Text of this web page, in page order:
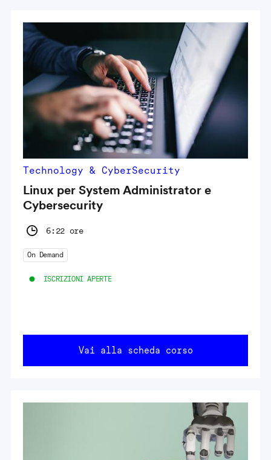
Technology & CyberSecurity
Linux per System Administrator e
Cybersecurity
6:22 ore
On Demand
ISCRIZIONI APERTE
Vai alla scheda corso